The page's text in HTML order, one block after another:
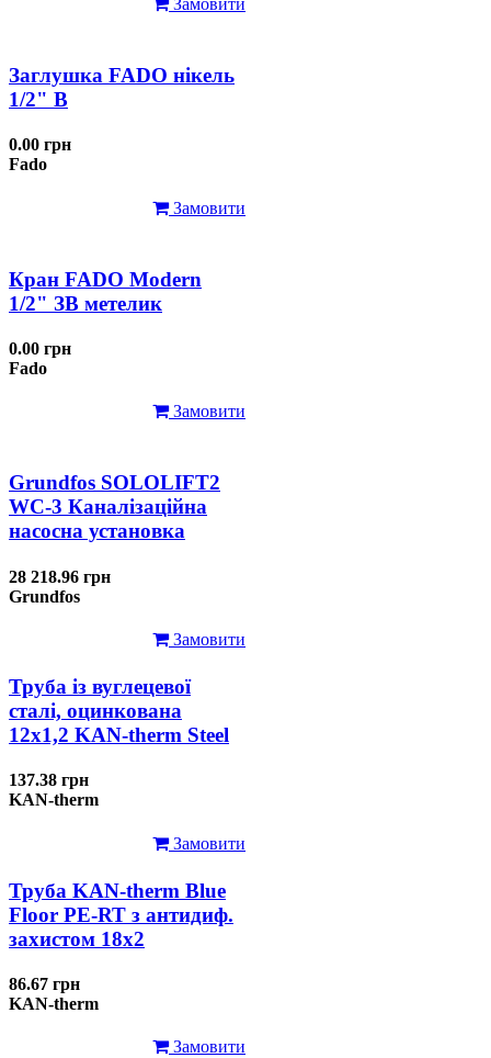
Заглушка FADO нікель
1/2" В
0.00 грн
Fado
Замовити
Кран FADO Modern
1/2" ЗВ метелик
0.00 грн
Fado
Замовити
Grundfos SOLOLIFT2
WC-3 Каналізаційна
насосна установка
28 218.96 грн
Grundfos
Замовити
Труба із вуглецевої
сталі, оцинкована
12x1,2 KAN-therm Steel
137.38 грн
KAN-therm
Замовити
Труба KAN-therm Blue
Floor PE-RT з антидиф.
захистом 18х2
86.67 грн
KAN-therm
Замовити